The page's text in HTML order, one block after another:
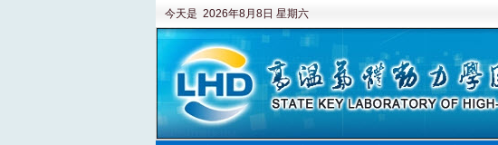
今天是 2026年8月8日 星期六